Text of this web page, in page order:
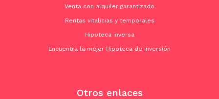
Venta con alquiler garantizado
Rentas vitalicias y temporales
Hipoteca inversa
Encuentra la mejor Hipoteca de inversión
Otros enlaces